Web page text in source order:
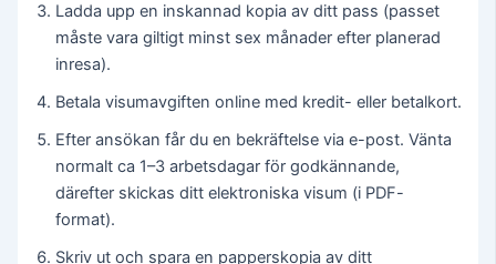
Ladda upp en inskannad kopia av ditt pass (passet
måste vara giltigt minst sex månader efter planerad
inresa).
Betala visumavgiften online med kredit- eller betalkort.
Efter ansökan får du en bekräftelse via e-post. Vänta
normalt ca 1–3 arbetsdagar för godkännande,
därefter skickas ditt elektroniska visum (i PDF-
format).
Skriv ut och spara en papperskopia av ditt